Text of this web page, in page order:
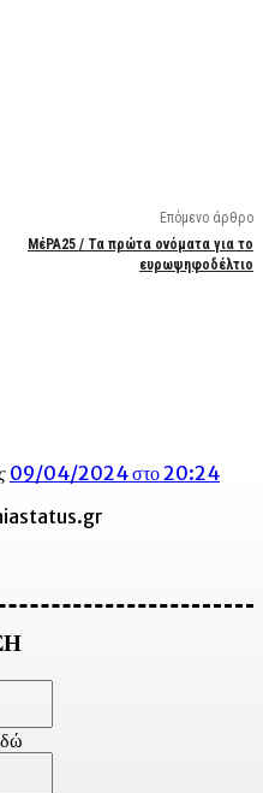
Επόμενο άρθρο
ΜέΡΑ25 / Τα πρώτα ονόματα για το
ευρωψηφοδέλτιο
09/04/2024 στο 20:24